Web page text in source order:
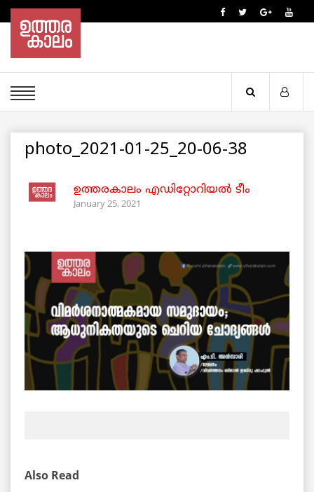
photo_2021-01-25_20-06-38
ഉത്തരകാലം എഡിറ്റോറിയല്‍ ടീം
January 25, 2021
Also Read